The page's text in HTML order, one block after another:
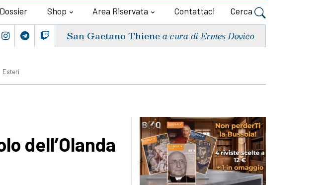
Dossier Shop Area Riservata Contattaci Cerca
San Gaetano Thiene a cura di Ermes Dovico
Esteri
dell’Olanda